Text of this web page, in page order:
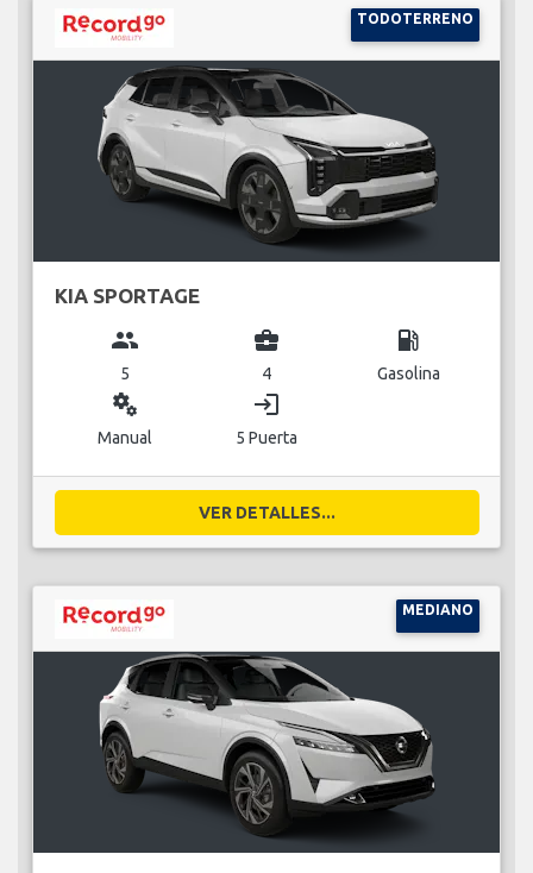
TODOTERRENO
KIA SPORTAGE
group
5
business_center
4
local_gas_station
Gasolina
miscellaneous_services
Manual
login
5 Puerta
VER DETALLES...
MEDIANO